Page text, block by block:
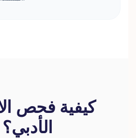
كيفية فحص
الأدبي؟